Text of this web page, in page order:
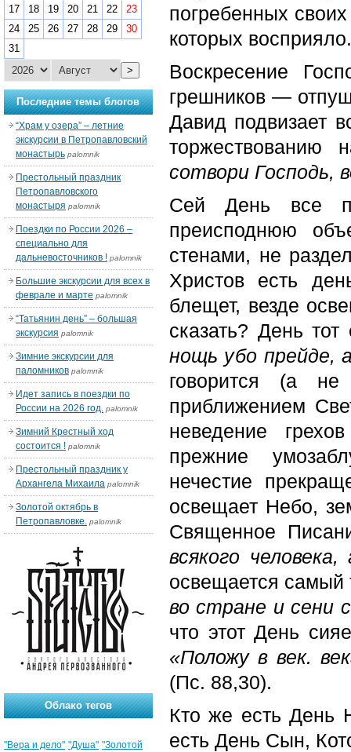
погребенных
которых восприяло.
Воскресение
грешников —
Давид подвизает
торжествованию
сотвори Господь,
Сей День все
преисподнюю
стенами, не
Христов есть
блещет, везде
сказать? День
нощь убо прейде,
говорится (а
приближением
неведение
прежние
нечестие
освещает Небо,
Священное
всякого
освещается
во стране и сени
что этот День
«Положу в век.
(Пс. 88,30).
Кто же есть День
есть День Сын,
17
18 19 20 21 22
23
24
25 26 27 28 29
30
31
>
Последние темы блогов
“Храм у озера” – летние
экскурсии в Петропавловский
монастырь palomnik
Престольный праздник
Петропавловского
монастыря palomnik
Поездки по России 2026 –
специально для
дальневосточников ! palomnik
Большие экскурсии для всех в
феврале и марте palomnik
“Татьянин день” – большая
экскурсия palomnik
Зимние экскурсии для
паломников palomnik
Идет запись в поездки по
России на 2026 год. palomnik
Зимний Крестный ход
состоится ! palomnik
Престольный праздник у
Архангела Михаила palomnik
Золотой октябрь в
Петропавловке. palomnik
Облако тегов
"Вера и дело" "Душа" "Золотой